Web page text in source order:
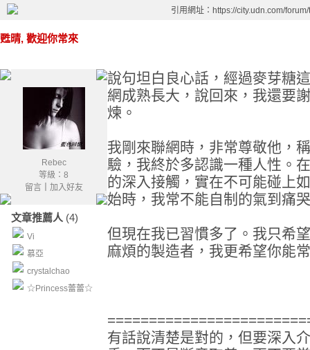
引用網址：https://city.udn.com/
甦晴, 歡迎你常來
Rebec
等級：8
留言｜ 加入好友
文章推薦人 (4)
Vi
慕亞
crystalchao
☆Princess蕾蕾☆
說句坦白良心話，經過麥芽糖
網成熟長大，說回來，我還要
煉。
我剛來聯網時，非常尊敬他，
驗，我終於多認識一種人性。
的深入接觸，實在不可能碰上
始時，我常不能自制的氣到痛
但現在我已習慣多了。我只希
麻煩的製造者，我更希望你能
有話說清楚是對的，但要深入